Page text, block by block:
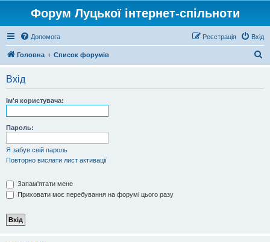
Форум Луцької інтернет-спільноти
Допомога Вхід
Реєстрація
Головна Список форумів
Вхід
Ім'я користувача:
Пароль:
Я забув свій пароль
Повторно вислати лист активації
Запам'ятати мене
Приховати моє перебування на форумі цього разу